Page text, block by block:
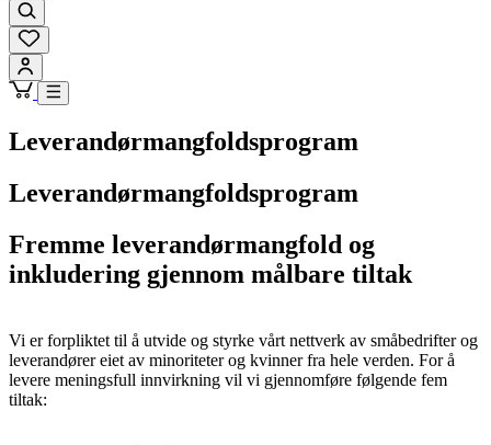
Leverandørmangfoldsprogram
Leverandørmangfoldsprogram
Fremme leverandørmangfold og
inkludering gjennom målbare tiltak
Vi er forpliktet til å utvide og styrke vårt nettverk av småbedrifter og
leverandører eiet av minoriteter og kvinner fra hele verden. For å
levere meningsfull innvirkning vil vi gjennomføre følgende fem
tiltak: